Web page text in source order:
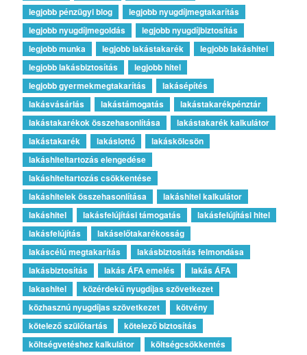
legjobb pénzügyi blog
legjobb nyugdíjmegtakarítás
legjobb nyugdíjmegoldás
legjobb nyugdíjbiztosítás
legjobb munka
legjobb lakástakarék
legjobb lakáshitel
legjobb lakásbiztosítás
legjobb hitel
legjobb gyermekmegtakarítás
lakásépítés
lakásvásárlás
lakástámogatás
lakástakarékpénztár
lakástakarékok összehasonlítása
lakástakarék kalkulátor
lakástakarék
lakáslottó
lakáskölcsön
lakáshiteltartozás elengedése
lakáshiteltartozás csökkentése
lakáshitelek összehasonlítása
lakáshitel kalkulátor
lakáshitel
lakásfelújítási támogatás
lakásfelújítási hitel
lakásfelújítás
lakáselőtakarékosság
lakáscélú megtakarítás
lakásbiztosítás felmondása
lakásbiztosítás
lakás ÁFA emelés
lakás ÁFA
lakashitel
közérdekű nyugdíjas szövetkezet
közhasznú nyugdíjas szövetkezet
kötvény
kötelező szülőtartás
kötelező biztosítás
költségvetéshez kalkulátor
költségcsökkentés